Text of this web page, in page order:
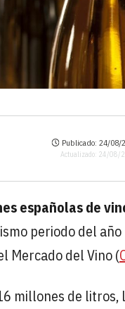
Publicado: 24/08/
Actualizado: 24/08/
españolas de
periodo del año
Mercado del Vino (
millones de litros,